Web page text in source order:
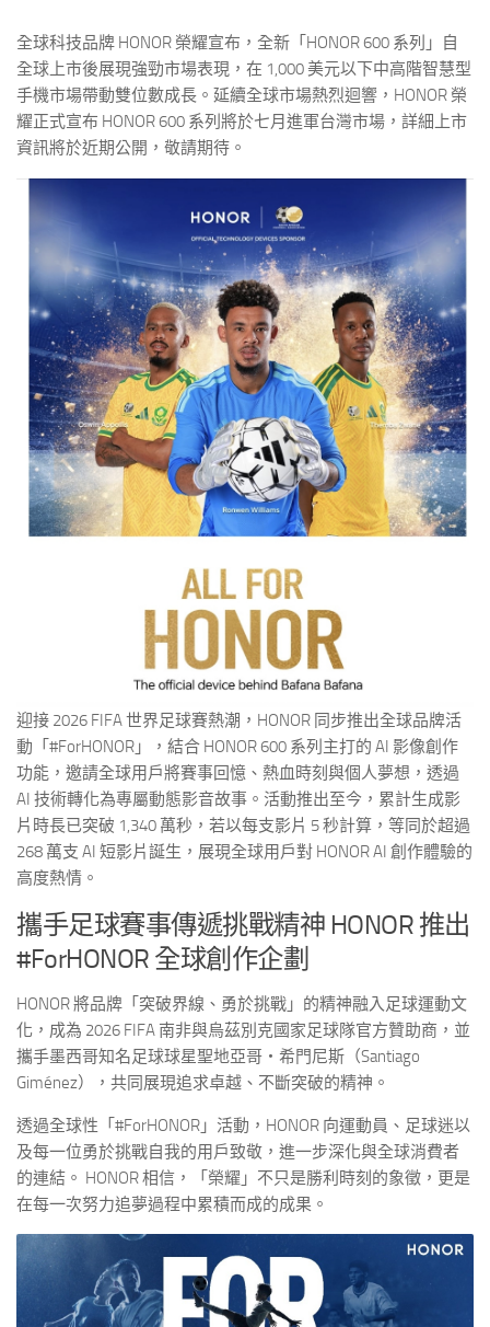
全球科技品牌 HONOR 榮耀宣布，全新「HONOR 600 系列」自
全球上市後展現強勁市場表現，在 1,000 美元以下中高階智慧型
手機市場帶動雙位數成長。延續全球市場熱烈迴響，HONOR 榮
耀正式宣布 HONOR 600 系列將於七月進軍台灣市場，詳細上市
資訊將於近期公開，敬請期待。
迎接 2026 FIFA 世界足球賽熱潮，HONOR 同步推出全球品牌活
動「#ForHONOR」，結合 HONOR 600 系列主打的 AI 影像創作
功能，邀請全球用戶將賽事回憶、熱血時刻與個人夢想，透過
AI 技術轉化為專屬動態影音故事。活動推出至今，累計生成影
片時長已突破 1,340 萬秒，若以每支影片 5 秒計算，等同於超過
268 萬支 AI 短影片誕生，展現全球用戶對 HONOR AI 創作體驗的
高度熱情。
攜手足球賽事傳遞挑戰精神 HONOR 推出
#ForHONOR 全球創作企劃
HONOR 將品牌「突破界線、勇於挑戰」的精神融入足球運動文
化，成為 2026 FIFA 南非與烏茲別克國家足球隊官方贊助商，並
攜手墨西哥知名足球球星聖地亞哥・希門尼斯（Santiago
Giménez），共同展現追求卓越、不斷突破的精神。
透過全球性「#ForHONOR」活動，HONOR 向運動員、足球迷以
及每一位勇於挑戰自我的用戶致敬，進一步深化與全球消費者
的連結。 HONOR 相信，「榮耀」不只是勝利時刻的象徵，更是
在每一次努力追夢過程中累積而成的成果。